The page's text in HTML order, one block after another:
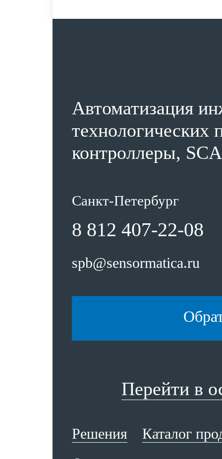
Автоматизация
технологических
контроллеры,
Санкт-Петербург
8 812 407-22-08
spb@sensormatica.ru
Перейти в
Решения
Каталог